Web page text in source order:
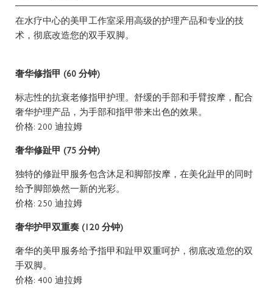
美发沙龙
工作机会
THE SPA NAIL STUDIO - PRICELIST
Sunday - 11am to 10pm
Tuesday - 11am to 10pm
Wednesday - 11am to 10pm
Thursday - 11am to 10pm
在水疗中心的美甲工作室采用高级的护理产品和专业的技
术，彻底改造您的双手双脚。
奢华修指甲 (60 分钟)
标志性的抗衰老修指甲护理。舒缓的手部和手臂按摩，配合
奢华护理产品，为手部和指甲带来出色的效果。
价格: 200 迪拉姆
奢华修趾甲 (75 分钟)
独特的修趾甲服务包含沐足和脚部按摩，在美化趾甲的同时
给予脚部焕然一新的光彩。
价格: 250 迪拉姆
奢华护甲双重奏 (120 分钟)
奢华的美甲服务给予指甲和趾甲双重呵护，彻底改造您的双
手双脚。
价格: 400 迪拉姆